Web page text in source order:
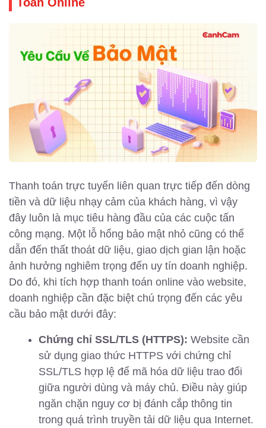
Thanh toán trực tuyến liên quan trực tiếp đến dòng
tiền và dữ liệu nhạy cảm của khách hàng, vì vậy
đây luôn là mục tiêu hàng đầu của các cuộc tấn
công mạng. Một lỗ hổng bảo mật nhỏ cũng có thể
dẫn đến thất thoát dữ liệu, giao dịch gian lận hoặc
ảnh hưởng nghiêm trọng đến uy tín doanh nghiệp.
Do đó, khi tích hợp thanh toán online vào website,
doanh nghiệp cần đặc biệt chú trọng đến các yêu
cầu bảo mật dưới đây:
Chứng chỉ SSL/TLS (HTTPS): Website cần
sử dụng giao thức HTTPS với chứng chỉ
SSL/TLS hợp lệ để mã hóa dữ liệu trao đổi
giữa người dùng và máy chủ. Điều này giúp
ngăn chặn nguy cơ bị đánh cắp thông tin
trong quá trình truyền tải dữ liệu qua Internet.